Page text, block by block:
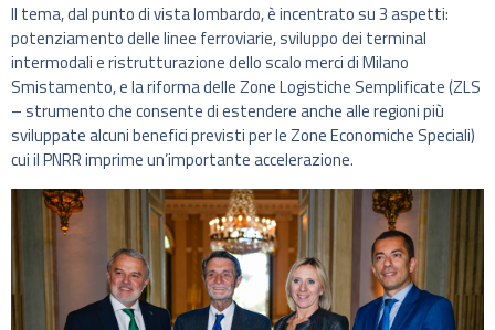
Il tema, dal punto di vista lombardo, è incentrato su 3 aspetti:
potenziamento delle linee ferroviarie, sviluppo dei terminal
intermodali e ristrutturazione dello scalo merci di Milano
Smistamento, e la riforma delle Zone Logistiche Semplificate (ZLS
– strumento che consente di estendere anche alle regioni più
sviluppate alcuni benefici previsti per le Zone Economiche Speciali)
cui il PNRR imprime un’importante accelerazione.